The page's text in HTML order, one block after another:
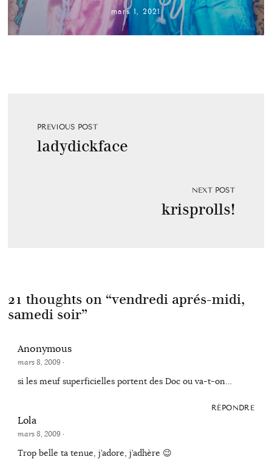
mars 1, 2021
PREVIOUS POST
ladydickface
NEXT POST
krisprolls!
21 thoughts on “vendredi aprés-midi,
samedi soir”
Anonymous
mars 8, 2009 ·
si les meuf superficielles portent des Doc ou va-t-on…
RÉPONDRE
Lola
mars 8, 2009 ·
Trop belle ta tenue, j’adore, j’adhère 😉